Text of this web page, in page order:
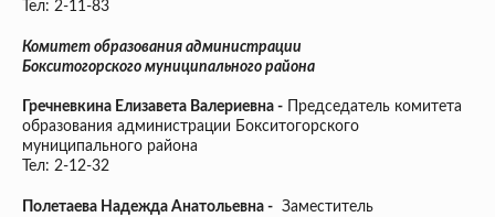
Тел: 2-11-83
Комитет образования администрации
Бокситогорского муниципального района
Гречневкина Елизавета Валериевна - Председатель комитета
образования администрации Бокситогорского
муниципального района
Тел: 2-12-32
Полетаева Надежда Анатольевна - Заместитель